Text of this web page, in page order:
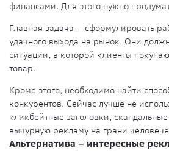
финансами. Для этого нужно
Главная задача – сформулировать
удачного выхода на рынок. Они
ситуации, в которой клиенты
товар.
Кроме этого, необходимо найти
конкурентов. Сейчас лучше не
кликбейтные заголовки,
вычурную рекламу на грани
Альтернатива – интересные